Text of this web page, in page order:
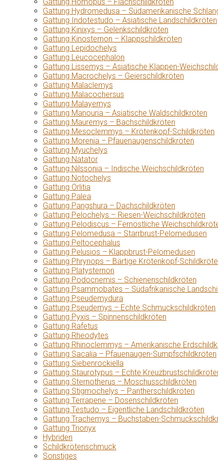
Gattung Hydromedusa – Südamerikanische
Gattung Indotestudo – Asiatische Landschildkröten
Gattung Kinixys – Gelenkschildkröten
Gattung Kinosternon – Klappschildkröten
Gattung Lepidochelys
Gattung Leucocephalon
Gattung Lissemys – Asiatische Klappen-
Gattung Macrochelys – Geierschildkröten
Gattung Malaclemys
Gattung Malacochersus
Gattung Malayemys
Gattung Manouria – Asiatische Waldschildkröten
Gattung Mauremys – Bachschildkröten
Gattung Mesoclemmys – Krötenkopf-Schildkröten
Gattung Morenia – Pfauenaugenschildkröten
Gattung Myuchelys
Gattung Natator
Gattung Nilssonia – Indische Weichschildkröten
Gattung Notochelys
Gattung Orlitia
Gattung Palea
Gattung Pangshura – Dachschildkröten
Gattung Pelochelys – Riesen-Weichschildkröten
Gattung Pelodiscus – Fernöstliche
Gattung Pelomedusa – Starrbrust-Pelomedusen
Gattung Peltocephalus
Gattung Pelusios – Klappbrust-Pelomedusen
Gattung Phrynops – Bärtige Krötenkopf-
Gattung Platysternon
Gattung Podocnemis – Schienenschildkröten
Gattung Psammobates – Südafrikanische
Gattung Pseudemydura
Gattung Pseudemys – Echte Schmuckschildkröten
Gattung Pyxis – Spinnenschildkröten
Gattung Rafetus
Gattung Rheodytes
Gattung Rhinoclemmys – Amerikanische
Gattung Sacalia – Pfauenaugen-Sumpfschildkröten
Gattung Siebenrockiella
Gattung Staurotypus – Echte
Gattung Sternotherus – Moschusschildkröten
Gattung Stigmochelys – Pantherschildkröten
Gattung Terrapene – Dosenschildkröten
Gattung Testudo – Eigentliche Landschildkröten
Gattung Trachemys – Buchstaben-
Gattung Trionyx
Hybriden
Schildkrötenschmuck
Sonstiges